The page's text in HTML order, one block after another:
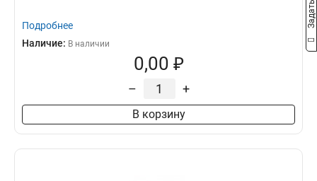
Подробнее
Наличие: В наличии
0,00 ₽
– +
В корзину